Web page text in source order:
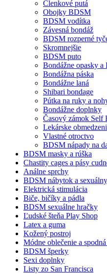
Členkové putá
Obojky BDSM
BDSM vodítka
Závesná bondáž
BDSM rozperné
Skromnejšie
BDSM puto
Bondážne opasky
Bondážna páska
Bondážne laná
Shibari bondage
Pútka na ruky a
Bondážne doplnky
Časový zámok Self
Lekárske
Vlastné otroctvo
BDSM nápady na
BDSM masky a rúška
Chastity cages a pásy
Análne sprchy
BDSM nábytok a
Elektrická stimulácia
Biče, bičíky a pádla
BDSM sexuálne hračky
Ľudské šteňa Play Shop
Latex a guma
Kožený postroj
Módne oblečenie a
BDSM šperky
Sexi doplnky
Listy zo San Francisca